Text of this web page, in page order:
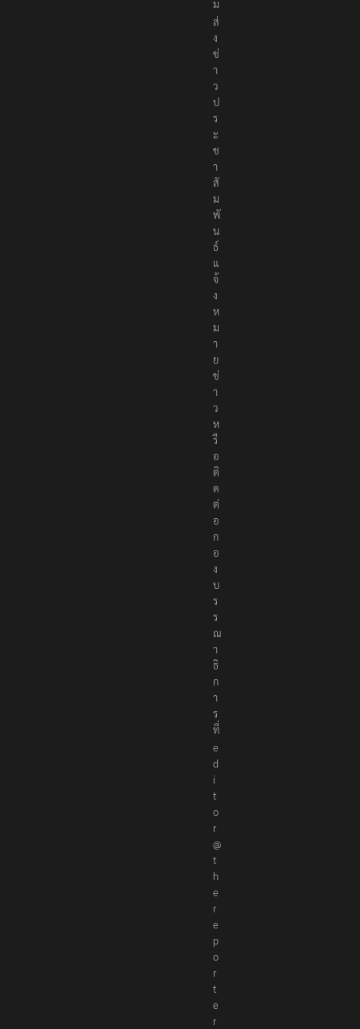
ม
ส่
ง
ข่
า
ว
ป
ร
ะ
ช
า
สั
ม
พั
น
ธ์
แ
จ้
ง
ห
ม
า
ย
ข่
า
ว
ห
รื
อ
ติ
ด
ต่
อ
ก
อ
ง
บ
ร
ร
ณ
า
ธิ
ก
า
ร
ที่
e
d
i
t
o
r
@
t
h
e
r
e
p
o
r
t
e
r